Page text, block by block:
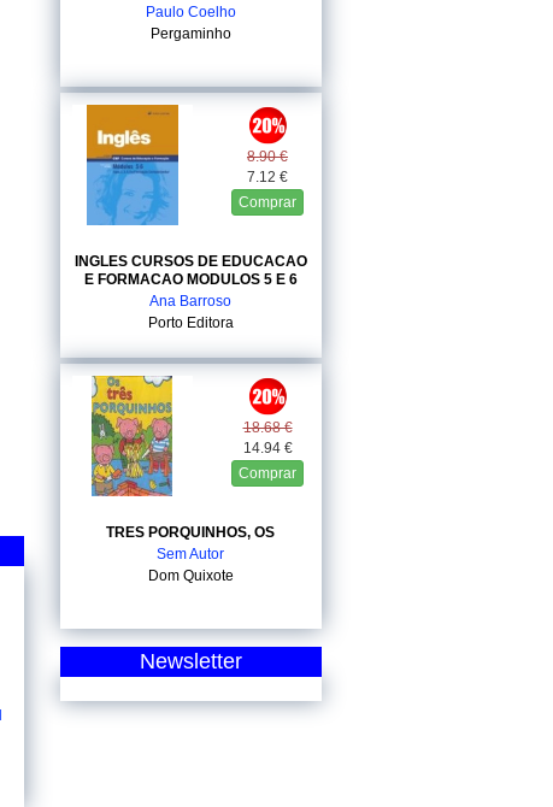
Paulo Coelho
Pergaminho
8.90 €
7.12 €
Comprar
INGLES CURSOS DE EDUCACAO
E FORMACAO MODULOS 5 E 6
Ana Barroso
Porto Editora
18.68 €
14.94 €
Comprar
TRES PORQUINHOS, OS
Sem Autor
Dom Quixote
Newsletter